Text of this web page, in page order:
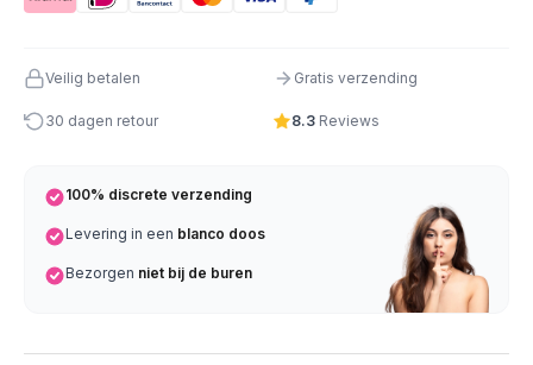
Veilig betalen Gratis verzending
30 dagen retour 8.3 Reviews
100% discrete verzending
Levering in een blanco doos
Bezorgen niet bij de buren